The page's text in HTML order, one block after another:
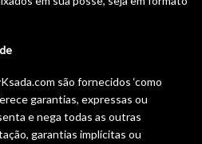
são fornecidos ‘como
garantias, expressas ou
e nega todas as outras
garantias implícitas ou